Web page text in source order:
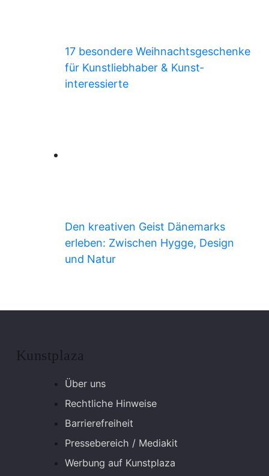
17 besondere Weihnachts­geschenke
für Kunst­liebhaber & Kunst­
interessierte
Den kreativen Geist Dänemarks
erleben: Zwischen Hygge, Design
und Natur
Kunstplaza
Über uns
Rechtliche Hinweise
Barrierefreiheit
Pressebereich / Mediakit
Werbung auf Kunstplaza